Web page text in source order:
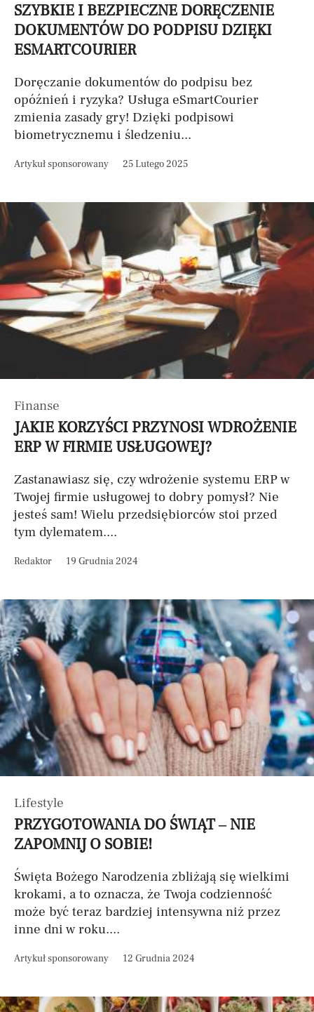
SZYBKIE I BEZPIECZNE DORĘCZENIE
DOKUMENTÓW DO PODPISU DZIĘKI
ESMARTCOURIER
Doręczanie dokumentów do podpisu bez
opóźnień i ryzyka? Usługa eSmartCourier
zmienia zasady gry! Dzięki podpisowi
biometrycznemu i śledzeniu...
Artykuł sponsorowany 25 Lutego 2025
Finanse
JAKIE KORZYŚCI PRZYNOSI WDROŻENIE
ERP W FIRMIE USŁUGOWEJ?
Zastanawiasz się, czy wdrożenie systemu ERP w
Twojej firmie usługowej to dobry pomysł? Nie
jesteś sam! Wielu przedsiębiorców stoi przed
tym dylematem....
Redaktor 19 Grudnia 2024
Lifestyle
PRZYGOTOWANIA DO ŚWIĄT – NIE
ZAPOMNIJ O SOBIE!
Święta Bożego Narodzenia zbliżają się wielkimi
krokami, a to oznacza, że Twoja codzienność
może być teraz bardziej intensywna niż przez
inne dni w roku....
Artykuł sponsorowany 12 Grudnia 2024